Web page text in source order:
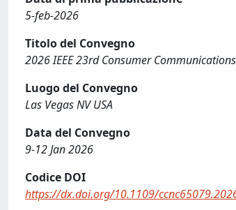
5-feb-2026
Titolo del Convegno
2026 IEEE 23rd Consumer
Luogo del Convegno
Las Vegas NV USA
Data del Convegno
9-12 Jan 2026
Codice DOI
https://dx.doi.org/10.1109/